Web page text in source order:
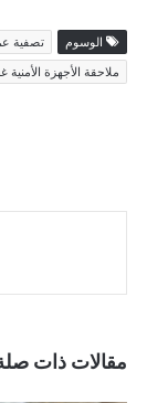
الوسوم تصفية
ملاحقة الأجهزة الأمنية
مقالات ذات